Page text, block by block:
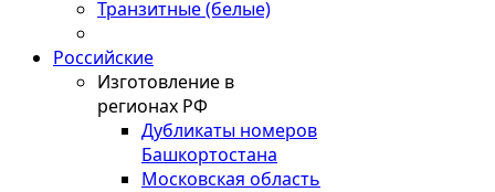
Транзитные (белые)
Российские
Изготовление в
регионах РФ
Дубликаты номеров
Башкортостана
Московская область